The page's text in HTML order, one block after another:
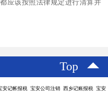
应该按照法律规定进行清算并
Top
安记帐报税 宝安公司注销 西乡记账报税 宝安